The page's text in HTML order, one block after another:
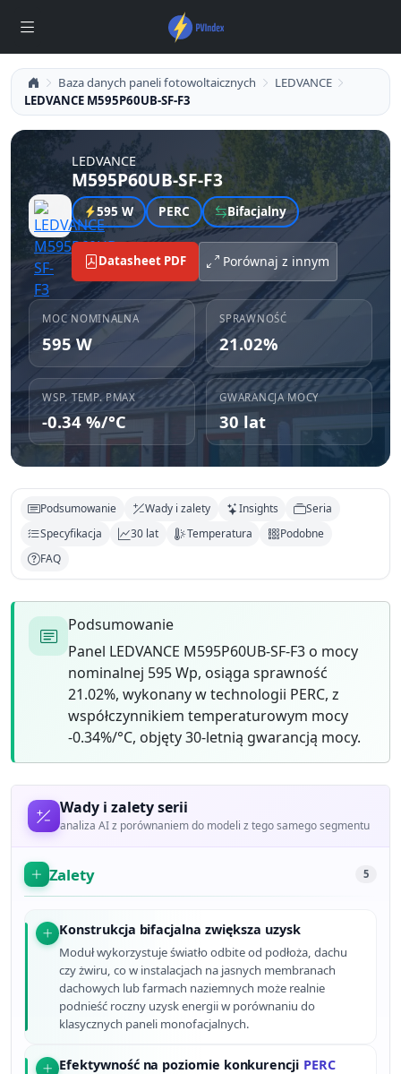
Baza danych paneli fotowoltaicznych
LEDVANCE
LEDVANCE M595P60UB-SF-F3
LEDVANCE
M595P60UB-SF-F3
595 W PERC Bifacjalny
Datasheet PDF Porównaj z innym
MOC NOMINALNA
595 W
SPRAWNOŚĆ
21.02%
WSP. TEMP. PMAX
-0.34 %/°C
GWARANCJA MOCY
30 lat
Podsumowanie Wady i zalety Insights
Seria
Specyfikacja
30 lat Temperatura
Podobne
FAQ
Podsumowanie
Panel LEDVANCE M595P60UB-SF-F3 o mocy
nominalnej 595 Wp, osiąga sprawność
21.02%, wykonany w technologii PERC, z
współczynnikiem temperaturowym mocy
-0.34%/°C, objęty 30-letnią gwarancją mocy.
Wady i zalety serii
analiza AI z porównaniem do modeli z tego samego segmentu
Zalety 5
Konstrukcja bifacjalna zwiększa uzysk
Moduł wykorzystuje światło odbite od podłoża, dachu
czy żwiru, co w instalacjach na jasnych membranach
dachowych lub farmach naziemnych może realnie
podnieść roczny uzysk energii w porównaniu do
klasycznych paneli monofacjalnych.
Efektywność na poziomie konkurencji PERC